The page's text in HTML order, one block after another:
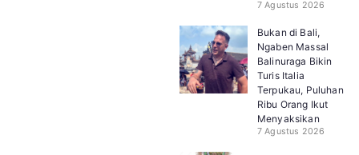
7 Agustus 2026
Bukan di Bali,
Ngaben Massal
Balinuraga Bikin
Turis Italia
Terpukau, Puluhan
Ribu Orang Ikut
Menyaksikan
7 Agustus 2026